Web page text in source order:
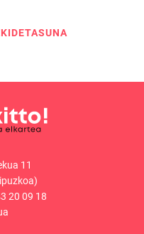
11
20 09 18